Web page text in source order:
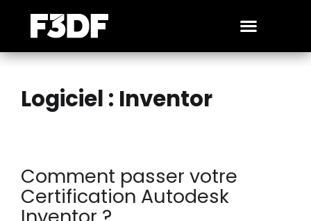
Logiciel : Inventor
Comment passer votre
Certification Autodesk